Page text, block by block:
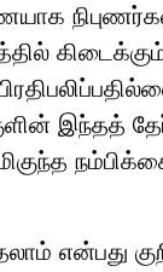
கிடைக்கும்
இந்தத்
என்பது